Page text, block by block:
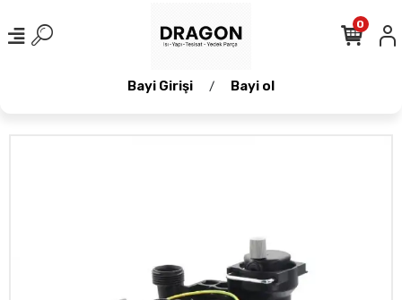
Bayi Girişi / Bayi ol
0